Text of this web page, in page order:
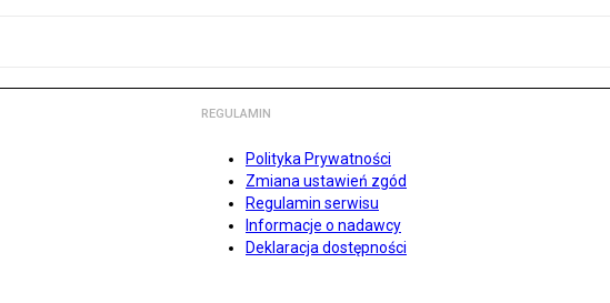
REGULAMIN
Polityka Prywatności
Zmiana ustawień zgód
Regulamin serwisu
Informacje o nadawcy
Deklaracja dostępności